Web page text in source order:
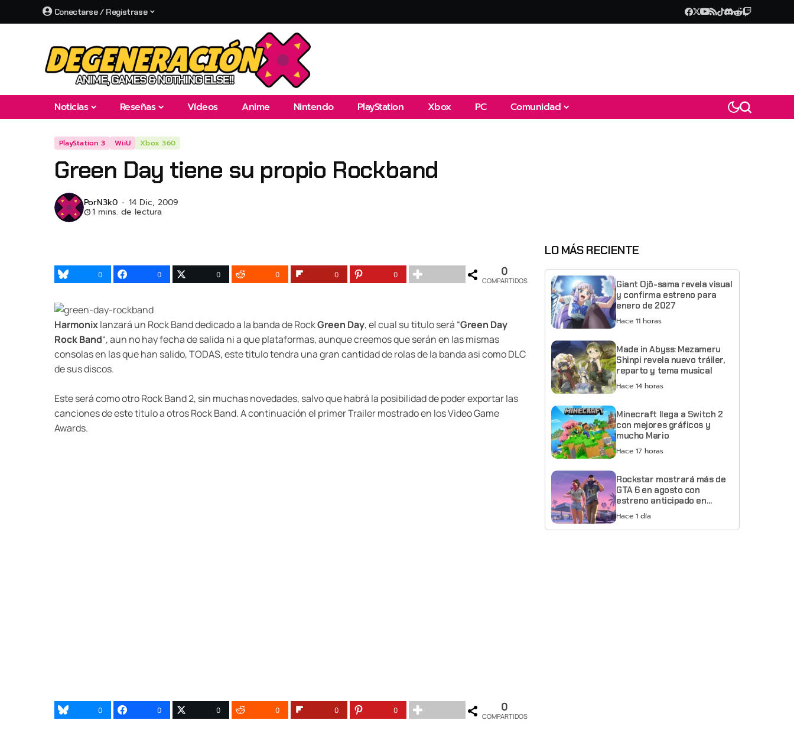
Conectarse / Registrase
Noticias Reseñas Vídeos Anime Nintendo PlayStation Xbox PC Comunidad
PlayStation 3 WiiU Xbox 360
Green Day tiene su propio Rockband
PorN3k0 14 Dic, 2009
1 mins. de lectura
0 0 0 0 0 0 0
COMPARTIDOS
Harmonixlanzará un Rock Band dedicado a la banda de RockGreen Day, el cual su titulo será “Green Day
Rock Band“, aun no hay fecha de salida ni a que plataformas, aunque creemos que serán en las mismas
consolas en las que han salido, TODAS, este titulo tendra una gran cantidad de rolas de la banda asi como DLC
de sus discos.
Este será como otro Rock Band 2, sin muchas novedades, salvo que habrá la posibilidad de poder exportar las
canciones de este titulo a otros Rock Band. A continuación el primer Trailer mostrado en los Video Game
Awards.
0 0 0 0 0 0 0
COMPARTIDOS
LO MÁS RECIENTE
Giant Ojō-sama revela visual
y confirma estreno para
enero de 2027
Hace 11 horas
Made in Abyss: Mezameru
Shinpi revela nuevo tráiler,
reparto y tema musical
Hace 14 horas
Minecraft llega a Switch 2
con mejores gráficos y
mucho Mario
Hace 17 horas
Rockstar mostrará más de
GTA 6 en agosto con
estreno anticipado en
Netflix
Hace 1 día